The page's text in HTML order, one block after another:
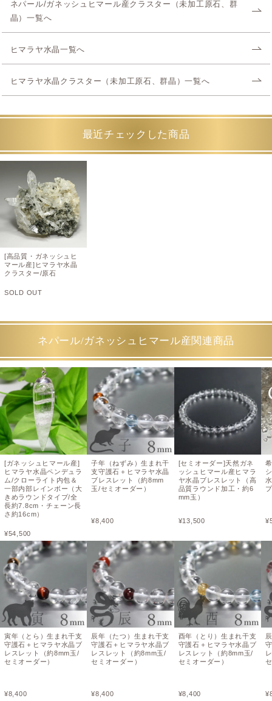
ネパール/ガネッシュヒマール産クラスター（未加工原石、群
晶）一覧へ
ヒマラヤ水晶一覧へ
ヒマラヤ水晶クラスター（未加工原石、群晶）一覧へ
最近チェックした商品
[高品質・ガネッシュヒ
マール産]ヒマラヤ水晶
クラスター/原石
SOLD OUT
ネパール/ガネッシュヒマール産関連商品
[ガネッシュヒマール産]
ヒマラヤ水晶ペンデュラ
ム/クローライト内包＆
一部内部レインボー（大
きめラウンドタイプ/全
長約7.8cm・チェーン長
さ約16cm）
¥54,500
寅年（とら）生まれ干支
守護石＋ヒマラヤ水晶ブ
レスレット（約8mm玉/
セミオーダー）
¥8,400
子年（ねずみ）生まれ干
支守護石＋ヒマラヤ水晶
ブレスレット（約8mm
玉/セミオーダー）
¥8,400
辰年（たつ）生まれ干支
守護石＋ヒマラヤ水晶ブ
レスレット（約8mm玉/
セミオーダー）
¥8,400
[セミオーダー]天然ガネ
ッシュヒマール産ヒマラ
ヤ水晶ブレスレット（高
品質ラウンド加工・約6
mm玉）
¥13,500
酉年（とり）生まれ干支
守護石＋ヒマラヤ水晶ブ
レスレット（約8mm玉/
セミオーダー）
¥8,400
¥
¥